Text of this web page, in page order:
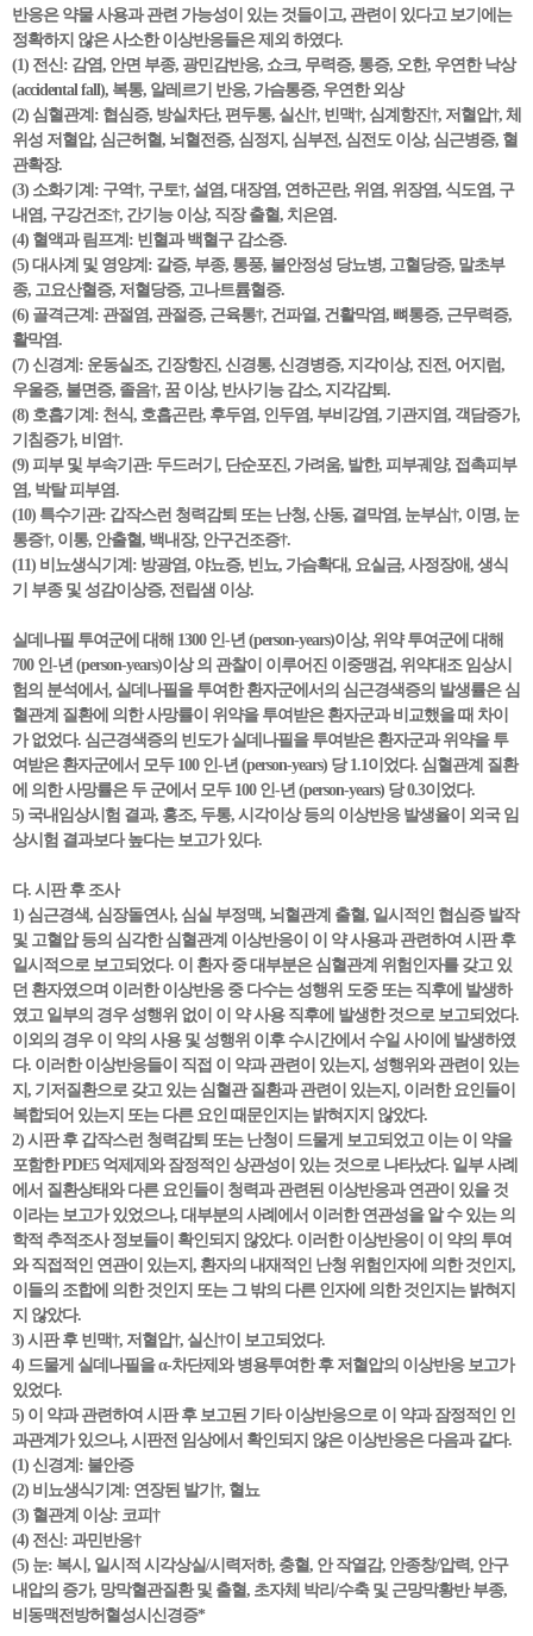
반응은 약물 사용과 관련 가능성이 있는 것들이고, 관련이 있다고 보기에는
정확하지 않은 사소한 이상반응들은 제외 하였다.
(1) 전신: 감염, 안면 부종, 광민감반응, 쇼크, 무력증, 통증, 오한, 우연한 낙상
(accidental fall), 복통, 알레르기 반응, 가슴통증, 우연한 외상
(2) 심혈관계: 협심증, 방실차단, 편두통, 실신†, 빈맥†, 심계항진†, 저혈압†, 체
위성 저혈압, 심근허혈, 뇌혈전증, 심정지, 심부전, 심전도 이상, 심근병증, 혈
관확장.
(3) 소화기계: 구역†, 구토†, 설염, 대장염, 연하곤란, 위염, 위장염, 식도염, 구
내염, 구강건조†, 간기능 이상, 직장 출혈, 치은염.
(4) 혈액과 림프계: 빈혈과 백혈구 감소증.
(5) 대사계 및 영양계: 갈증, 부종, 통풍, 불안정성 당뇨병, 고혈당증, 말초부
종, 고요산혈증, 저혈당증, 고나트륨혈증.
(6) 골격근계: 관절염, 관절증, 근육통†, 건파열, 건활막염, 뼈통증, 근무력증,
활막염.
(7) 신경계: 운동실조, 긴장항진, 신경통, 신경병증, 지각이상, 진전, 어지럼,
우울증, 불면증, 졸음†, 꿈 이상, 반사기능 감소, 지각감퇴.
(8) 호흡기계: 천식, 호흡곤란, 후두염, 인두염, 부비강염, 기관지염, 객담증가,
기침증가, 비염†.
(9) 피부 및 부속기관: 두드러기, 단순포진, 가려움, 발한, 피부궤양, 접촉피부
염, 박탈 피부염.
(10) 특수기관: 갑작스런 청력감퇴 또는 난청, 산동, 결막염, 눈부심†, 이명, 눈
통증†, 이통, 안출혈, 백내장, 안구건조증†.
(11) 비뇨생식기계: 방광염, 야뇨증, 빈뇨, 가슴확대, 요실금, 사정장애, 생식
기 부종 및 성감이상증, 전립샘 이상.
실데나필 투여군에 대해 1300 인-년 (person-years)이상, 위약 투여군에 대해
700 인-년 (person-years)이상 의 관찰이 이루어진 이중맹검, 위약대조 임상시
험의 분석에서, 실데나필을 투여한 환자군에서의 심근경색증의 발생률은 심
혈관계 질환에 의한 사망률이 위약을 투여받은 환자군과 비교했을 때 차이
가 없었다. 심근경색증의 빈도가 실데나필을 투여받은 환자군과 위약을 투
여받은 환자군에서 모두 100 인-년 (person-years) 당 1.1이었다. 심혈관계 질환
에 의한 사망률은 두 군에서 모두 100 인-년 (person-years) 당 0.3이었다.
5) 국내임상시험 결과, 홍조, 두통, 시각이상 등의 이상반응 발생율이 외국 임
상시험 결과보다 높다는 보고가 있다.
다. 시판 후 조사
1) 심근경색, 심장돌연사, 심실 부정맥, 뇌혈관계 출혈, 일시적인 협심증 발작
및 고혈압 등의 심각한 심혈관계 이상반응이 이 약 사용과 관련하여 시판 후
일시적으로 보고되었다. 이 환자 중 대부분은 심혈관계 위험인자를 갖고 있
던 환자였으며 이러한 이상반응 중 다수는 성행위 도중 또는 직후에 발생하
였고 일부의 경우 성행위 없이 이 약 사용 직후에 발생한 것으로 보고되었다.
이외의 경우 이 약의 사용 및 성행위 이후 수시간에서 수일 사이에 발생하였
다. 이러한 이상반응들이 직접 이 약과 관련이 있는지, 성행위와 관련이 있는
지, 기저질환으로 갖고 있는 심혈관 질환과 관련이 있는지, 이러한 요인들이
복합되어 있는지 또는 다른 요인 때문인지는 밝혀지지 않았다.
2) 시판 후 갑작스런 청력감퇴 또는 난청이 드물게 보고되었고 이는 이 약을
포함한 PDE5 억제제와 잠정적인 상관성이 있는 것으로 나타났다. 일부 사례
에서 질환상태와 다른 요인들이 청력과 관련된 이상반응과 연관이 있을 것
이라는 보고가 있었으나, 대부분의 사례에서 이러한 연관성을 알 수 있는 의
학적 추적조사 정보들이 확인되지 않았다. 이러한 이상반응이 이 약의 투여
와 직접적인 연관이 있는지, 환자의 내재적인 난청 위험인자에 의한 것인지,
이들의 조합에 의한 것인지 또는 그 밖의 다른 인자에 의한 것인지는 밝혀지
지 않았다.
3) 시판 후 빈맥†, 저혈압†, 실신†이 보고되었다.
4) 드물게 실데나필을 α-차단제와 병용투여한 후 저혈압의 이상반응 보고가
있었다.
5) 이 약과 관련하여 시판 후 보고된 기타 이상반응으로 이 약과 잠정적인 인
과관계가 있으나, 시판전 임상에서 확인되지 않은 이상반응은 다음과 같다.
(1) 신경계: 불안증
(2) 비뇨생식기계: 연장된 발기†, 혈뇨
(3) 혈관계 이상: 코피†
(4) 전신: 과민반응†
(5) 눈: 복시, 일시적 시각상실/시력저하, 충혈, 안 작열감, 안종창/압력, 안구
내압의 증가, 망막혈관질환 및 출혈, 초자체 박리/수축 및 근망막황반 부종,
비동맥전방허혈성시신경증*